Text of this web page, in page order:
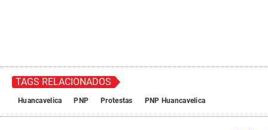
TAGS RELACIONADOS
Huancavelica PNP Protestas PNP Huancavelica